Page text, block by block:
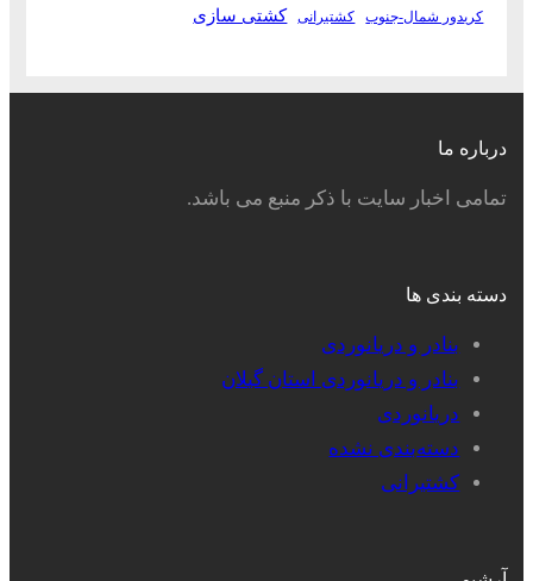
کریدور شمال-جنوب کشتیرانی کشتی سازی
درباره ما
تمامی اخبار سایت با ذکر منبع می باشد.
دسته بندی ها
بنادر و دریانوردی
بنادر و دریانوردی استان گیلان
دریانوردی
دسته‌بندی نشده
کشتیرانی